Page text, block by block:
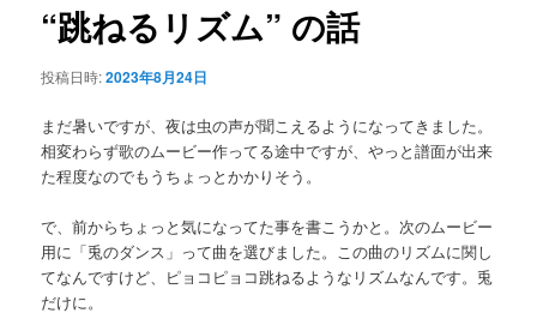
ョ
“跳ねるリズム” の話
投稿日時:2023年8月24日
まだ暑いですが、夜は虫の声が聞こえるようになってきました。
相変わらず歌のムービー作ってる途中ですが、やっと譜面が出来
た程度なのでもうちょっとかかりそう。
で、前からちょっと気になってた事を書こうかと。次のムービー
用に「兎のダンス」って曲を選びました。この曲のリズムに関し
てなんですけど、ピョコピョコ跳ねるようなリズムなんです。兎
だけに。